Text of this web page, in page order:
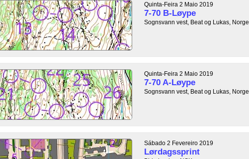
Quinta-Feira 2 Maio 2019
7-70 B-Løype
Sognsvann vest, Beat og Lukas, Norge
Quinta-Feira 2 Maio 2019
7-70 A-Løype
Sognsvann vest, Beat og Lukas, Norge
Sábado 2 Fevereiro 2019
Lørdagssprint